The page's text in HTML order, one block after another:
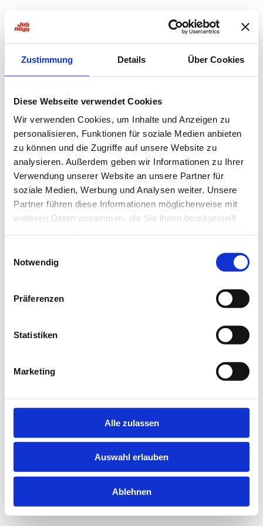
Zustimmung Details Über Cookies
Diese Webseite verwendet Cookies
Wir verwenden Cookies, um Inhalte und Anzeigen zu
personalisieren, Funktionen für soziale Medien anbieten
zu können und die Zugriffe auf unsere Website zu
analysieren. Außerdem geben wir Informationen zu Ihrer
Verwendung unserer Website an unsere Partner für
soziale Medien, Werbung und Analysen weiter. Unsere
Partner führen diese Informationen möglicherweise mit
weiteren Daten zusammen, die Sie ihnen bereitgestellt
Notwendig
Präferenzen
Statistiken
Marketing
Alle zulassen
Auswahl erlauben
Ablehnen
loadingjobninja.com
for more